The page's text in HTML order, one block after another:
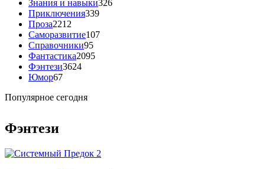
Знания и навыки326
Приключения339
Проза2212
Саморазвитие107
Справочники95
Фантастика2095
Фэнтези3624
Юмор67
Популярное сегодня
Фэнтези